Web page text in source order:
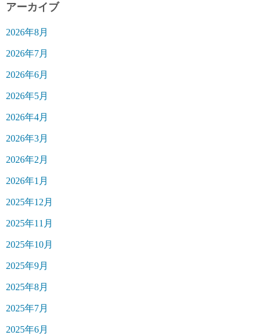
アーカイブ
2026年8月
2026年7月
2026年6月
2026年5月
2026年4月
2026年3月
2026年2月
2026年1月
2025年12月
2025年11月
2025年10月
2025年9月
2025年8月
2025年7月
2025年6月